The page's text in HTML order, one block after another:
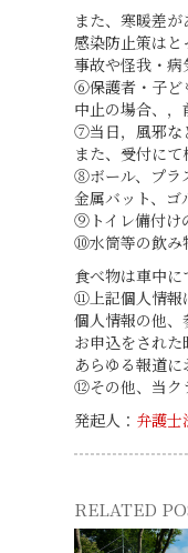
また、寒暖差が
感染防止策はと
事故や怪我・病
⑥保護者・子ど
中止の場合、，
⑦当日，風邪な
また、受付にて
⑧ボール、プラ
金属バット、ゴ
⑨トイレ備付け
⑩水筒等の飲み
食べ物は車中に
⑪上記個人情報
個人情報の他、
お申込をされ
あらゆる報道
⑫その他、当ク
発起人： 弁護士
RELATED